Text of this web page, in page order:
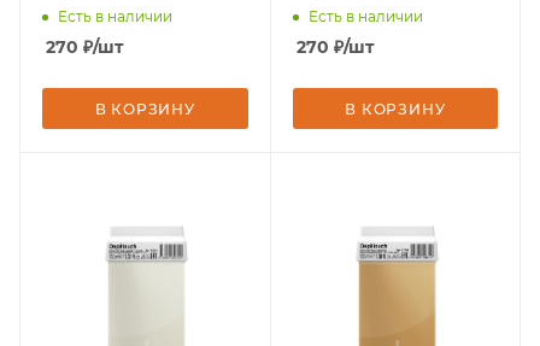
Есть в наличии
270 ₽/шт
В КОРЗИНУ
Есть в наличии
270 ₽/шт
В КОРЗИНУ